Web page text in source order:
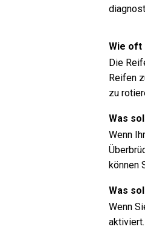
Wie oft
Die
Reifen
zu
Was
Wenn
können
Was
Wenn